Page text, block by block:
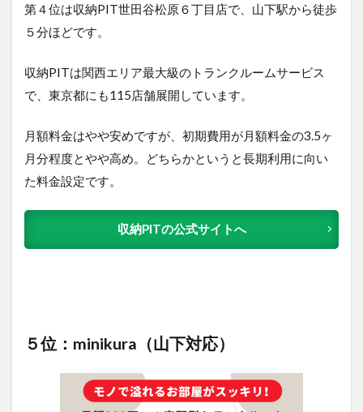
第４位は収納PIT世田谷松原６丁目店で 、山下駅から徒歩
５分ほどです。
収納PITは関西エリア最大級のトランクルームサービス
で、東京都にも115店舗展開しています。
月額料金はやや安めですが、初期費用が月額料金の3.5ヶ
月分程度とやや高め。どちらかというと長期利用に向い
た料金設定です。
収納PITの公式サイトへ
５位：minikura（山下対応）